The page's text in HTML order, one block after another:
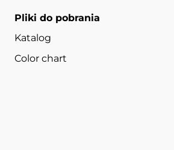
Pliki do pobrania
Katalog
Color chart